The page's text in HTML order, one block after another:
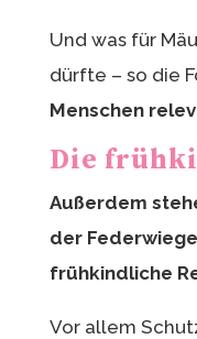
Und was für
dürfte – so die
Menschen
Die
Außerdem
der
frühkindliche
Vor allem